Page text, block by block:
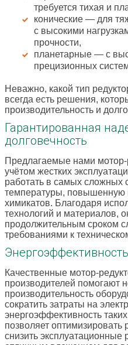
требуется тихая и
конические — для
с высокими
прочности,
планетарные — с
прецизионных
Неважно, какой тип
всегда есть решения,
производительность и
Гарантированная
долговечность
Предлагаемые нами
учётом жестких
работать в самых сложных
температуры, повышенную
химикатов. Благодаря
технологий и материалов,
продолжительным сроком
требованиями к
Качественные мотор-
производителей помогают
производительность
сократить затраты на
энергоэффективность
позволяет оптимизировать
снизить эксплуатационные